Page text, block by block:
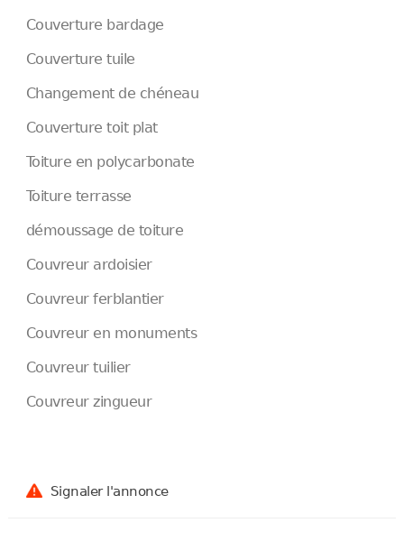
Couverture bardage
Couverture tuile
Changement de chéneau
Couverture toit plat
Toiture en polycarbonate
Toiture terrasse
démoussage de toiture
Couvreur ardoisier
Couvreur ferblantier
Couvreur en monuments
Couvreur tuilier
Couvreur zingueur
Signaler l'annonce